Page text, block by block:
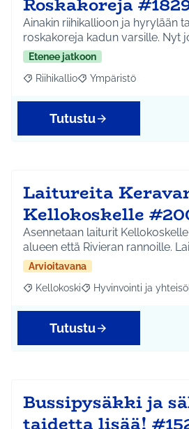
Ainakin riihikallioon ja hyrylään
roskakoreja kadun varsille. Nyt
Etenee jatkoon
Rajaa tulokset aihepiirin mukaan:
Riihikallio Rajaa tulokset teeman
Ympäristö
Tutustu
Laitureita
Kellokoskelle
Asennetaan laiturit
alueen että Rivieran rannoille.
Arvioitavana
Rajaa tulokset aihepiirin mukaan:
Kellokoski Rajaa tulokset
Hyvinvointi ja
Tutustu
Bussipysäkki ja